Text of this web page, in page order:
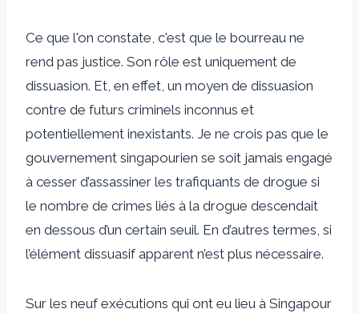
Ce que l'on constate, c'est que le bourreau ne
rend pas justice. Son rôle est uniquement de
dissuasion. Et, en effet, un moyen de dissuasion
contre de futurs criminels inconnus et
potentiellement inexistants. Je ne crois pas que le
gouvernement singapourien se soit jamais engagé
à cesser d’assassiner les trafiquants de drogue si
le nombre de crimes liés à la drogue descendait
en dessous d’un certain seuil. En d’autres termes, si
l’élément dissuasif apparent n’est plus nécessaire.
Sur les neuf exécutions qui ont eu lieu à Singapour